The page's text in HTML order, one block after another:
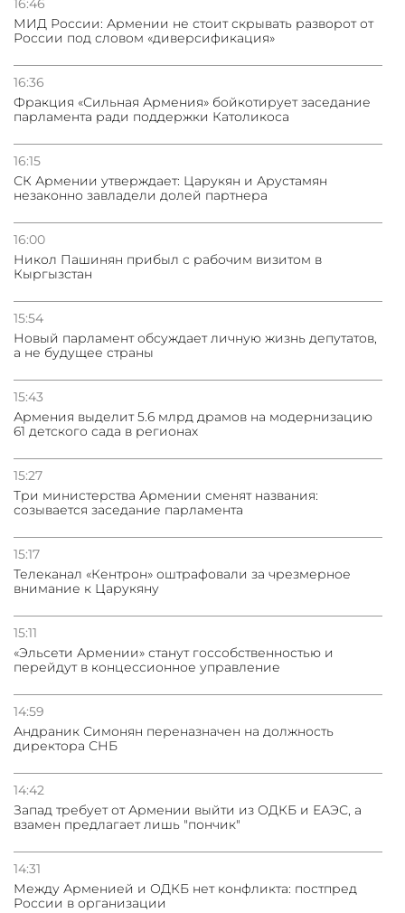
16:46
МИД России: Армении не стоит скрывать разворот от
России под словом «диверсификация»
16:36
Фракция «Сильная Армения» бойкотирует заседание
парламента ради поддержки Католикоса
16:15
СК Армении утверждает: Царукян и Арустамян
незаконно завладели долей партнера
16:00
Никол Пашинян прибыл с рабочим визитом в
Кыргызстан
15:54
Новый парламент обсуждает личную жизнь депутатов,
а не будущее страны
15:43
Армения выделит 5.6 млрд драмов на модернизацию
61 детского сада в регионах
15:27
Три министерства Армении сменят названия:
созывается заседание парламента
15:17
Телеканал «Кентрон» оштрафовали за чрезмерное
внимание к Царукяну
15:11
«Эльсети Армении» станут госсобственностью и
перейдут в концессионное управление
14:59
Андраник Симонян переназначен на должность
директора СНБ
14:42
Запад требует от Армении выйти из ОДКБ и ЕАЭС, а
взамен предлагает лишь "пончик"
14:31
Между Арменией и ОДКБ нет конфликта: постпред
России в организации